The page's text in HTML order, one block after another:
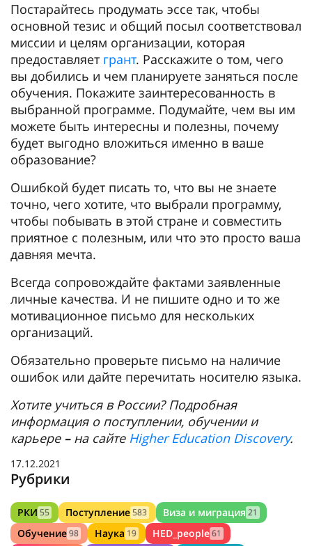
Постарайтесь продумать эссе так, чтобы
основной тезис и общий посыл соответствовал
миссии и целям организации, которая
предоставляет грант. Расскажите о том, чего
вы добились и чем планируете заняться после
обучения. Покажите заинтересованность в
выбранной программе. Подумайте, чем вы им
можете быть интересны и полезны, почему
будет выгодно вложиться именно в ваше
образование?
Ошибкой будет писать то, что вы не знаете
точно, чего хотите, что выбрали программу,
чтобы побывать в этой стране и совместить
приятное с полезным, или что это просто ваша
давняя мечта.
Всегда сопровождайте фактами заявленные
личные качества. И не пишите одно и то же
мотивационное письмо для нескольких
организаций.
Обязательно проверьте письмо на наличие
ошибок или дайте перечитать носителю языка.
Хотите учиться в России? Подробная
информация о поступлении, обучении и
карьере –на сайте Higher Education Discovery.
17.12.2021
Рубрики
РКИ 55 Поступление583 Виза и миграция 21
Обучение98 Наука 19 HED_people61